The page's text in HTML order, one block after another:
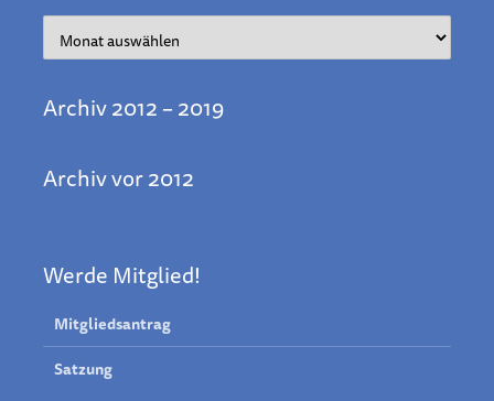
Archiv 2012 – 2019
Archiv vor 2012
Werde Mitglied!
Mitgliedsantrag
Satzung